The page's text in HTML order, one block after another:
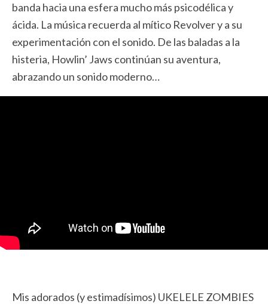
banda hacia una esfera mucho más psicodélica y
ácida. La música recuerda al mítico Revolver y a su
experimentación con el sonido. De las baladas a la
histeria, Howlin’ Jaws continúan su aventura,
abrazando un sonido moderno…
Mis adorados (y estimadísimos) UKELELE ZOMBIES